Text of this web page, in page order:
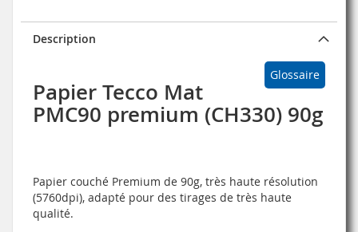
Description
Glossaire
Papier Tecco Mat
PMC90 premium (CH330) 90g
Papier couché Premium de 90g, très haute résolution
(5760dpi), adapté pour des tirages de très haute
qualité.